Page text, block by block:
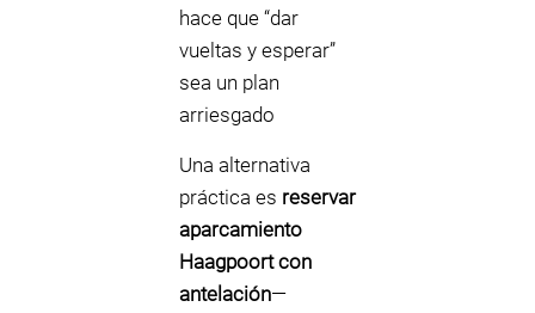
hace que “dar
vueltas y esperar”
sea un plan
arriesgado
Una alternativa
práctica es reservar
aparcamiento
Haagpoort con
antelación—